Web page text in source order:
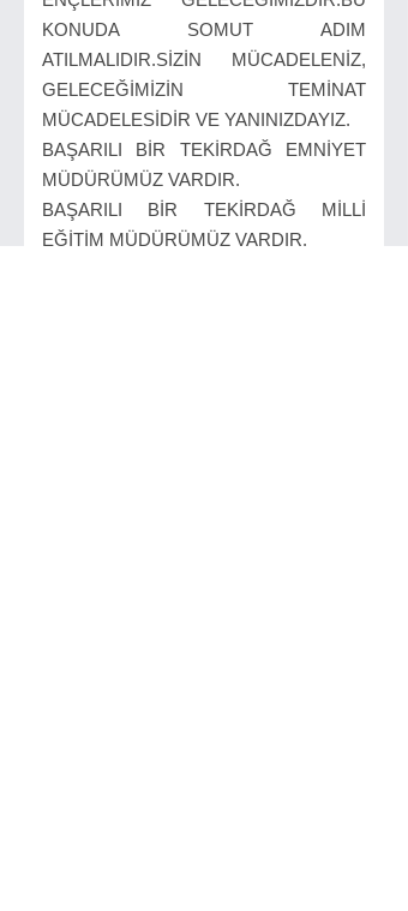
KONUDA SOMUT ADIM
ATILMALIDIR.SİZİN MÜCADELENİZ,
GELECEĞİMİZİN TEMİNAT
MÜCADELESİDİR VE YANINIZDAYIZ.
BAŞARILI BİR TEKİRDAĞ EMNİYET
MÜDÜRÜMÜZ VARDIR.
BAŞARILI BİR TEKİRDAĞ MİLLİ
EĞİTİM MÜDÜRÜMÜZ VARDIR.